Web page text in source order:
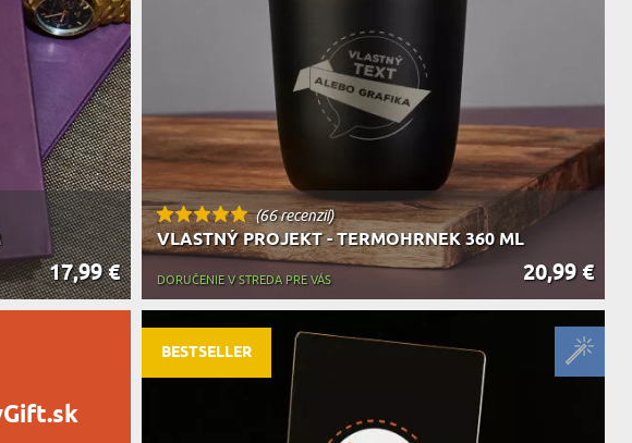
MILOVNÍKA ZVIERAT
17,99 €
(66 recenzií)
VLASTNÝ PROJEKT - TERMOHRNEK 360 ML
20,99 €
DORUČENIE V STREDA PRE VÁS
BESTSELLER